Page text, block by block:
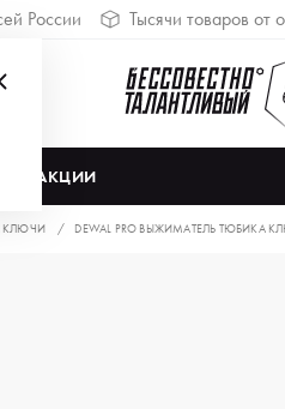
России Тысячи товаров от
АКЦИИ
КЛЮЧИ DEWAL PRO ВЫЖИМАТЕЛЬ